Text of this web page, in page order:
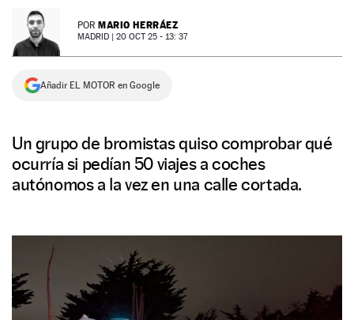
NEWSLETTER POR MARIO HERRÁEZ
MADRID | 20 OCT 25 - 13: 37
Añadir EL MOTOR en Google
Un grupo de bromistas quiso comprobar qué
ocurría si pedían 50 viajes a coches
autónomos a la vez en una calle cortada.